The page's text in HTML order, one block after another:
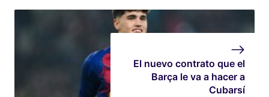
El nuevo contrato que el
Barça le va a hacer a
Cubarsí